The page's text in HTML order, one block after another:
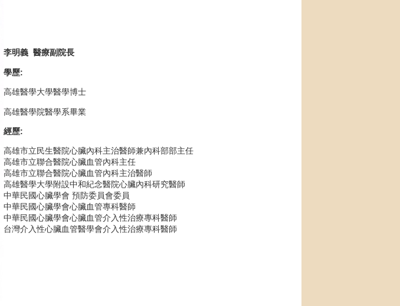
李明義 醫療副院長
學歷:
高雄醫學大學醫學博士
高雄醫學院醫學系畢業
經歷:
高雄市立民生醫院心臟內科主治醫師兼內科部部主任
高雄市立聯合醫院心臟血管內科主任
高雄市立聯合醫院心臟血管內科主治醫師
高雄醫學大學附設中和紀念醫院心臟內科研究醫師
中華民國心臟學會 預防委員會委員
中華民國心臟學會心臟血管專科醫師
中華民國心臟學會心臟血管介入性治療專科醫師
台灣介入性心臟血管醫學會介入性治療專科醫師